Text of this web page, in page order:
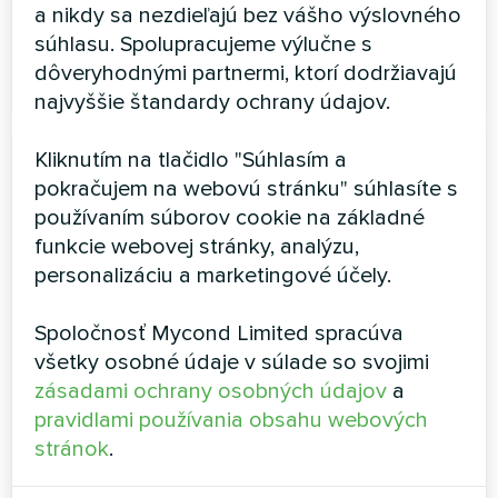
PREČÍTAJTE SI VIAC
Vzduchom chladený špirálový
chladič série YHE MCU-
500YHE
Vysokoteplotné tepelné čerpadlo Mycond s výkonom
a nikdy sa nezdieľajú bez vášho výslovného
súhlasu. Spolupracujeme výlučne s
dôveryhodnými partnermi, ktorí dodržiavajú
najvyššie štandardy ochrany údajov.
Kliknutím na tlačidlo "Súhlasím a
pokračujem na webovú stránku" súhlasíte s
používaním súborov cookie na základné
funkcie webovej stránky, analýzu,
personalizáciu a marketingové účely.
Spoločnosť Mycond Limited spracúva
všetky osobné údaje v súlade so svojimi
zásadami ochrany osobných údajov a
pravidlami používania obsahu webových
stránok.